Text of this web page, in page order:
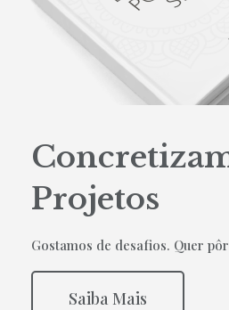
Projetos
Gostamos de desafios. Quer
Saiba Mais